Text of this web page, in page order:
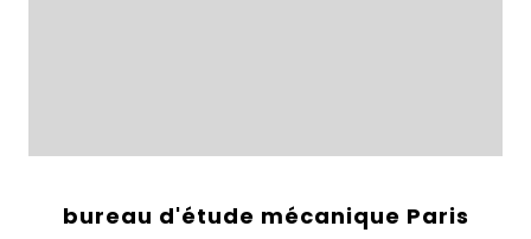
bureau d'étude mécanique Paris